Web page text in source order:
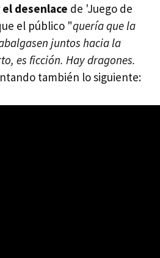
desenlace de 'Juego de
el público "quería que la
juntos hacia la
es ficción. Hay dragones.
también lo siguiente: